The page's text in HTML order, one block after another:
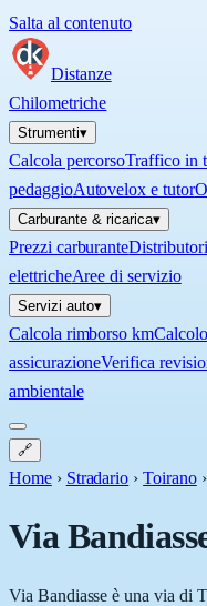
Salta al contenuto
Distanze
Chilometriche
Strumenti▾
Calcola percorsoTraffico in
pedaggioAutovelox e tutor
Carburante & ricarica▾
Prezzi carburante
elettricheAree di servizio
Servizi auto▾
Calcola rimborso km
assicurazioneVerifica
ambientale
🔗
Home › Stradario › Toirano ›
Via
Via Bandiasse è una via di